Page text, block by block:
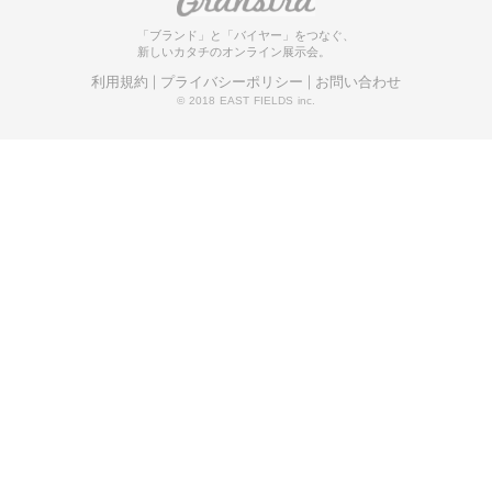
「ブランド」と「バイヤー」をつなぐ、
新しいカタチのオンライン展示会。
利用規約 プライバシーポリシー お問い合わせ
© 2018 EAST FIELDS inc.